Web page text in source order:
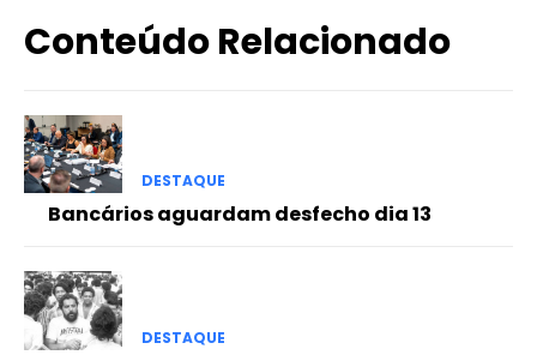
Conteúdo Relacionado
DESTAQUE
Bancários aguardam desfecho dia 13
DESTAQUE